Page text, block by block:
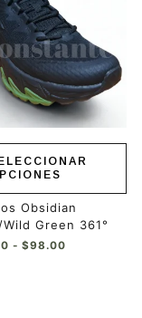
Obsidian
Wild Green 361°
- $98.00
$88.50
hasta
$98.00